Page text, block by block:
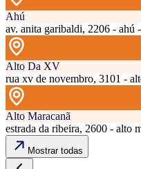
Ahú
av. anita garibaldi, 2206 - ahú
Alto Da XV
rua xv de novembro, 3101 -
Alto Maracanã
estrada da ribeira, 2600 - alto
Mostrar todas